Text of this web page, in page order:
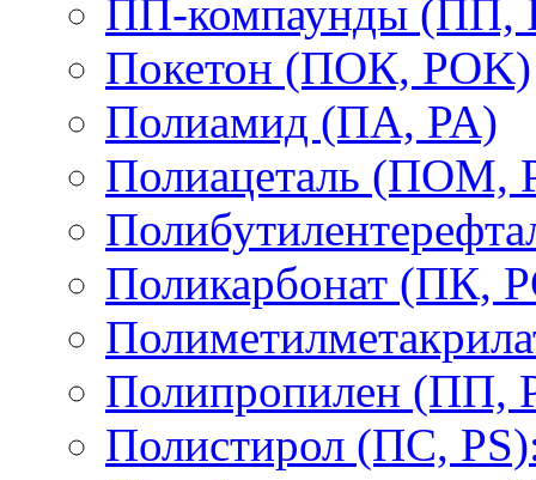
ПП-компаунды (ПП,
Покетон (ПОК, POK)
Полиамид (ПА, PA)
Полиацеталь (ПОМ,
Поликарбонат (ПК,
Полипропилен (ПП,
Полистирол (ПС,